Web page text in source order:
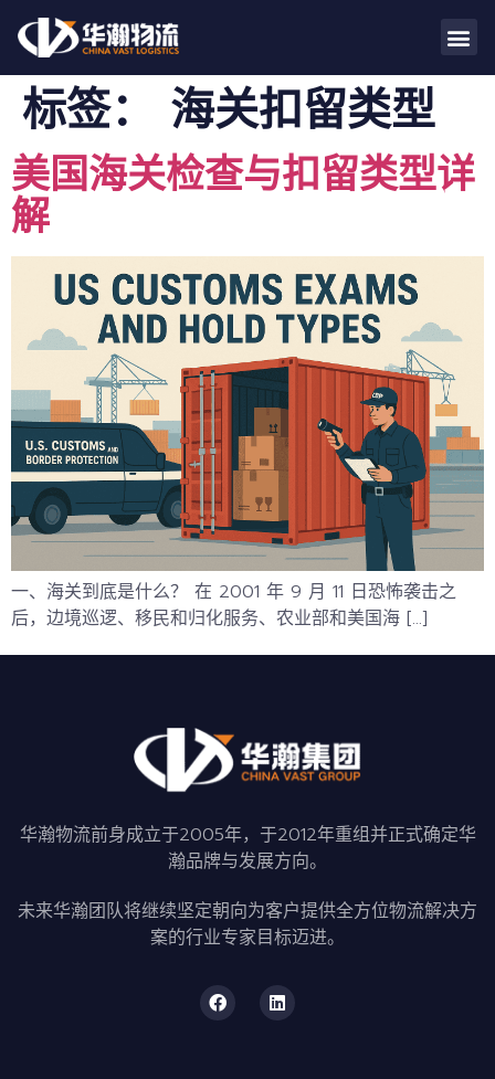
标签： 海关扣留类型
美国海关检查与扣留类型详
解
一、海关到底是什么？ 在 2001 年 9 月 11 日恐怖袭击之
后，边境巡逻、移民和归化服务、农业部和美国海 […]
华瀚物流前身成立于2005年，于2012年重组并正式确定华
瀚品牌与发展方向。
未来华瀚团队将继续坚定朝向为客户提供全方位物流解决方
案的行业专家目标迈进。